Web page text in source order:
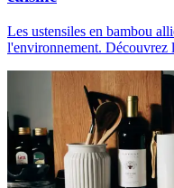
Les ustensiles en bambou
l'environnement. Découvrez